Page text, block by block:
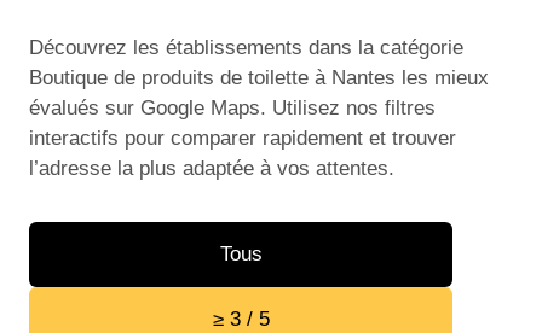
Découvrez les établissements dans la catégorie
Boutique de produits de toilette à Nantes les mieux
évalués sur Google Maps. Utilisez nos filtres
interactifs pour comparer rapidement et trouver
l’adresse la plus adaptée à vos attentes.
Tous
≥ 3 / 5